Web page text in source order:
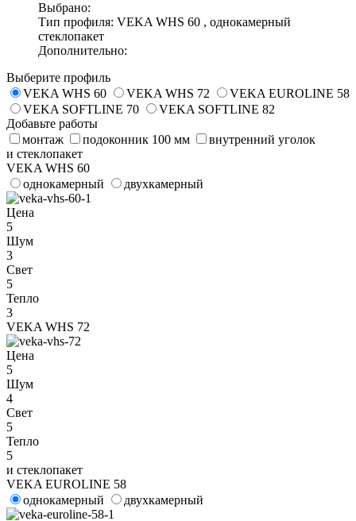
Выбрано:
Тип профиля: VEKA WHS 60 , однокамерный
стеклопакет
Дополнительно:
Выберите профиль
VEKA WHS 60
VEKA WHS 72
VEKA EUROLINE 58
VEKA SOFTLINE 70
VEKA SOFTLINE 82
Добавьте работы
монтаж
подоконник 100 мм
внутренний уголок
и стеклопакет
VEKA WHS 60
однокамерный
двухкамерный
Цена
5
Шум
3
Свет
5
Тепло
3
VEKA WHS 72
Цена
5
Шум
4
Свет
5
Тепло
5
и стеклопакет
VEKA EUROLINE 58
однокамерный
двухкамерный